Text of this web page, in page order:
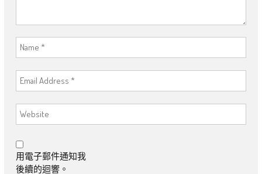
用電子郵件通知我
後續的迴響。